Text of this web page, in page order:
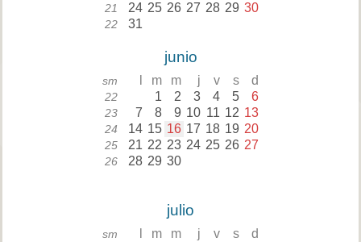
21 24 25 26 27 28 29 30
22 31
junio
sm m m j v s d
22 1 2 3 4 5 6
23 7 8 9 10 11 12 13
24 14 15 16 17 18 19 20
25 21 22 23 24 25 26 27
26 28 29 30
julio
sm m m j v s d